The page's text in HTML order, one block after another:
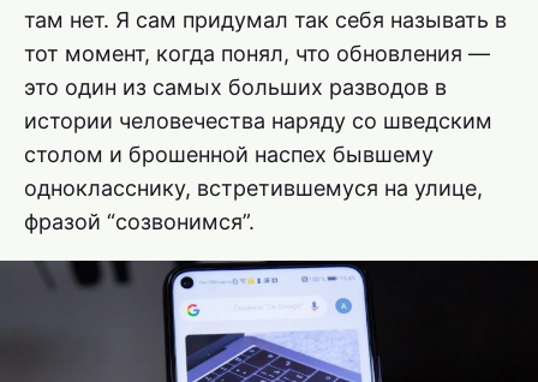
там нет. Я сам придумал так себя называть в
тот момент, когда понял, что обновления —
это один из самых больших разводов в
истории человечества наряду со шведским
столом и брошенной наспех бывшему
однокласснику, встретившемуся на улице,
фразой “созвонимся”.